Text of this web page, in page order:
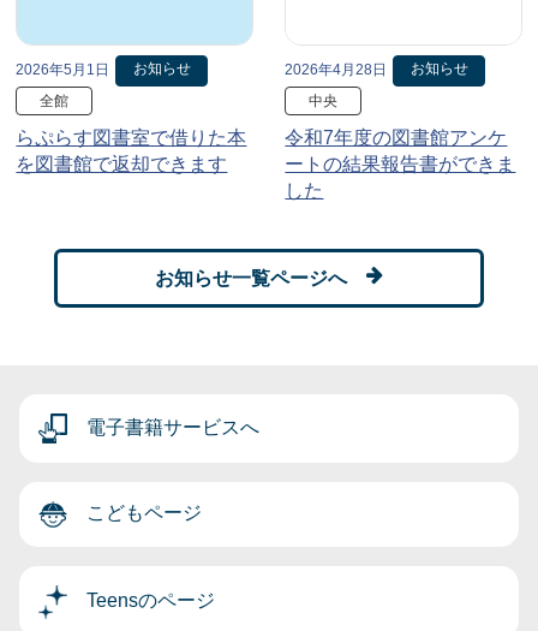
2026年5月1日
お知らせ
全館
らぷらす図書室で借りた本
を図書館で返却できます
2026年4月28日
お知らせ
中央
令和7年度の図書館アンケ
ートの結果報告書ができま
した
お知らせ一覧ページへ
電子書籍サービスへ
こどもページ
Teensのページ